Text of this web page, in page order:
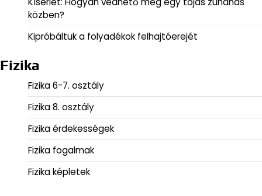
közben?
Kipróbáltuk a folyadékok felhajtóerejét
Fizika
Fizika 6-7. osztály
Fizika 8. osztály
Fizika érdekességek
Fizika fogalmak
Fizika képletek